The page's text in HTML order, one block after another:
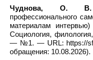
Чуднова, О. В.
профессионального
материалам
Социология,
— №1. — URL: https://
обращения: 10.08.2026).